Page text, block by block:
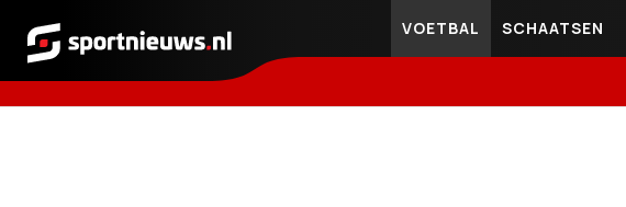
Sportnieuws.nl
VOETBAL SCHAATSEN